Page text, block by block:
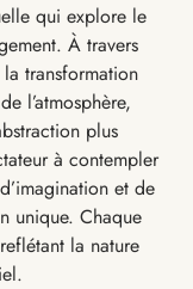
qui explore le
À travers
transformation
l’atmosphère,
plus
à contempler
et de
unique. Chaque
la nature